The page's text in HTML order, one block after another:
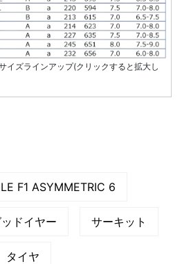
イズラインアップ(クリックすると拡大し
F1 ASYMMETRIC 6
ドイヤー サーキット
タイヤ